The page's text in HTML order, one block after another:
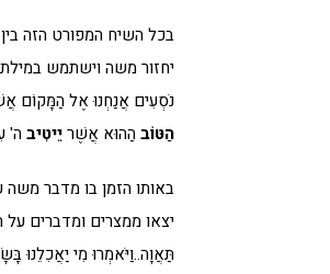
בכל השיח המפורט הזה
יחזור משה וישתמש
נֹסְעִים אֲנַחְנוּ אֶל הַמָּקוֹם
הַטּוֹב הַהוּא אֲשֶׁריֵיטִיב ה'
באותו הזמן בו מדבר
יצאו ממצרים ומדברים על
תַּאֲוָה..וַיֹּאמְרוּ מִי